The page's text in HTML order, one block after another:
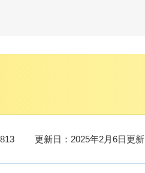
更新日：2025年2月6日更新